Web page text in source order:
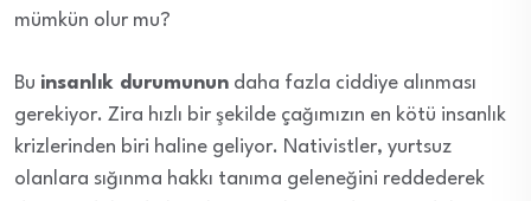
mümkün olur mu?
Bu insanlık durumunun daha fazla ciddiye alınması
gerekiyor. Zira hızlı bir şekilde çağımızın en kötü insanlık
krizlerinden biri haline geliyor. Nativistler, yurtsuz
olanlara sığınma hakkı tanıma geleneğini reddederek